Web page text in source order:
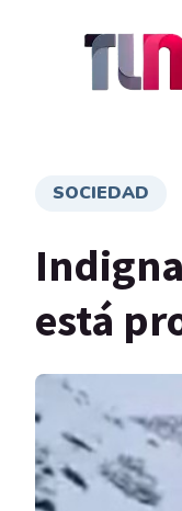
SOCIEDAD
está